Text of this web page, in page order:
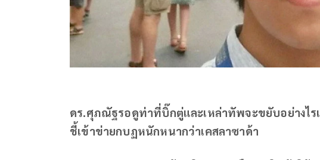
ดร.ศุภณัฐรอดูท่าที่บิ๊กตู่และเหล่าทัพจะขยับอย่างไรเ
ชี้เข้าข่ายกบฏหนักหนากว่าเคสลาซาด้า